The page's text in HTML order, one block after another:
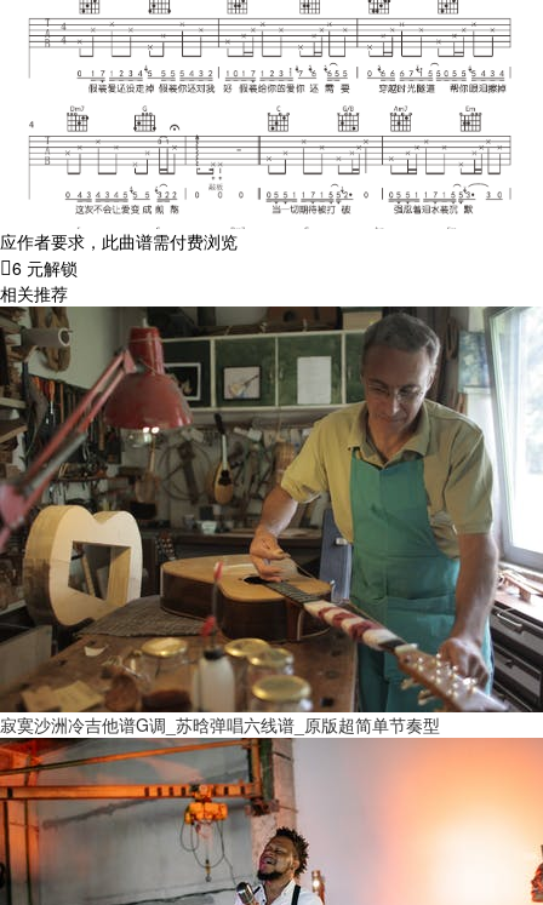
应作者要求，此曲谱需付费浏览
6 元解锁
相关推荐
寂寞沙洲冷吉他谱G调_苏晗弹唱六线谱_原版超简单节奏型